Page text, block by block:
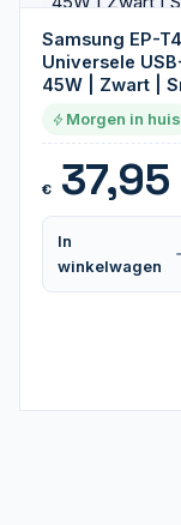
Samsung EP-
Universele
45W | Zwart |
Morgen in huis
€37,95
In
winkelwagen